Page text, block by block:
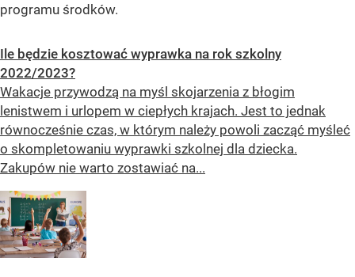
programu środków.
Ile będzie kosztować wyprawka na rok szkolny
2022/2023?
Wakacje przywodzą na myśl skojarzenia z błogim
lenistwem i urlopem w ciepłych krajach. Jest to jednak
równocześnie czas, w którym należy powoli zacząć myśleć
o skompletowaniu wyprawki szkolnej dla dziecka.
Zakupów nie warto zostawiać na...